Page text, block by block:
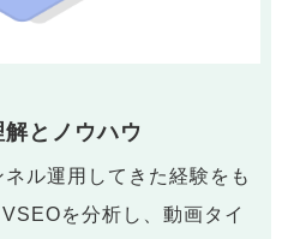
とノウハウ
ル運用してきた経験をも
を分析し、動画タイ